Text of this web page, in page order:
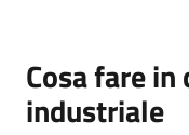
Cosa fare
industriale